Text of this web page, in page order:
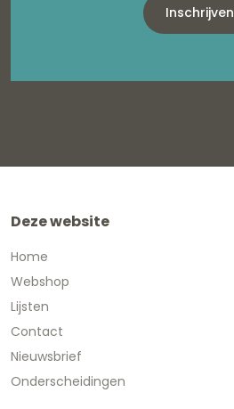
Inschrijven
Deze website
Home
Webshop
Lijsten
Contact
Nieuwsbrief
Onderscheidingen